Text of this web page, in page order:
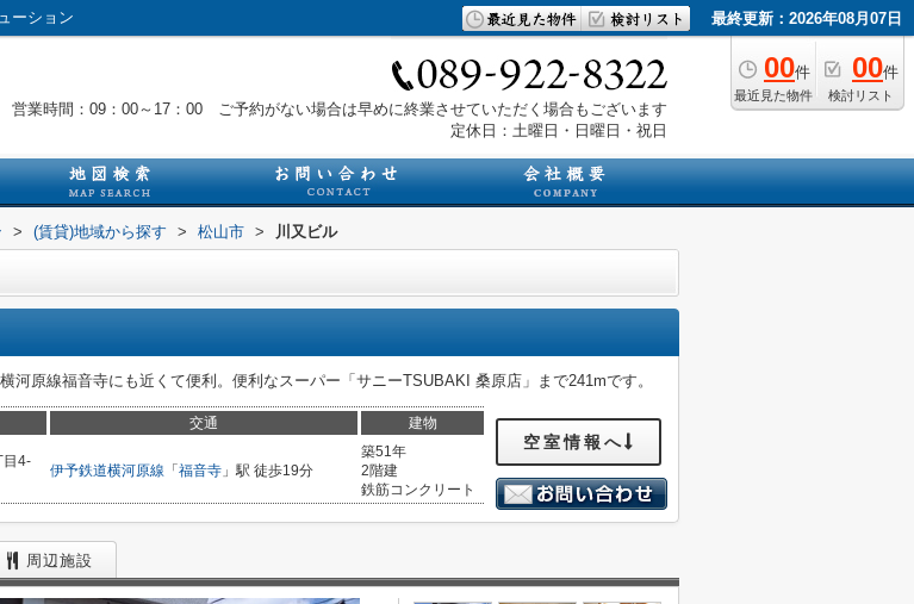
ーション 最終更新：2026年08月07日
00件
最近見た物件
00件
検討リスト
営業時間：09：00～17：00 ご予約がない場合は早めに終業させていただく場合もございます
定休日：土曜日・日曜日・祝日
> (賃貸)地域から探す > 松山市 > 川又ビル
河原線福音寺にも近くて便利。便利なスーパー「サニーTSUBAKI 桑原店」まで241mです。
交通 建物
目4-
伊予鉄道横河原線 「 福音寺 」駅 徒歩19分
築51年
2階建
鉄筋コンクリート
空室情報へ
周辺施設